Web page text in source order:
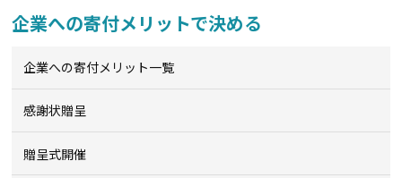
企業への寄付メリットで決める
企業への寄付メリット一覧
感謝状贈呈
贈呈式開催